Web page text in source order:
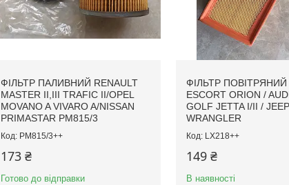
ФІЛЬТР ПАЛИВНИЙ RENAULT
MASTER II,III TRAFIC II/OPEL
MOVANO A VIVARO A/NISSAN
PRIMASTAR PM815/3
PM815/3++
173 ₴
Готово до відправки
ФІЛЬТР ПОВІТРЯНИЙ
ESCORT ORION /
GOLF JETTA I/II / JEEP
WRANGLER
LX218++
149 ₴
В наявності